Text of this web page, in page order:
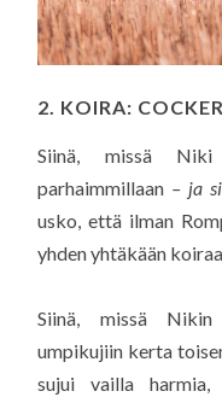
2. KOIRA:
Siinä, missä
parhaimmillaan – ja
usko, että ilman
yhden yhtäkään
Siinä, missä Nikin
umpikujiin kerta
sujui vailla